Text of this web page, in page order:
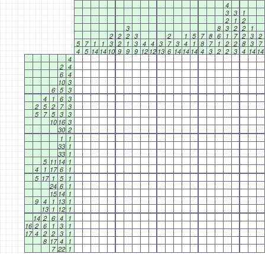
4
3 3
1
2
1 2
3
8 3 2 2
1
2 2 2 3 2 1 5 7 8 6 1 7 2 3 2
5 7 1 1 3 2 1 3 4 4 3 7 3 4 1 8 7 1 2 2 8 3 7
4 5 14 14 10 9 9 9 12 12 13 6 14 14 14 4 3 2 2 3 4 14 14
4
2 4
6 4
10 3
6 5 3
4
1 6 3
2 5 2 7 3
5 7 5 3 3
10 16 3
30 2
1
1
33 1
33 1
5 11 14 1
4
1 17 6
1
5 17 1 5
1
24 6
1
15 14 1
9 4 1 13 1
13 1 12 1
14 2 6 4
1
16 2 6 1 3
1
17 4 2 2 3
1
8 17 4
1
7 22 1